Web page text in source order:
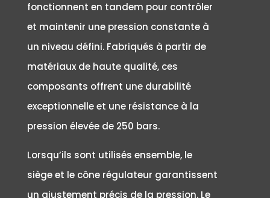
fonctionnent en tandem pour contrôler
et maintenir une pression constante à
un niveau défini. Fabriqués à partir de
matériaux de haute qualité, ces
composants offrent une durabilité
exceptionnelle et une résistance à la
pression élevée de 250 bars.
Lorsqu’ils sont utilisés ensemble, le
siège et le cône régulateur garantissent
un ajustement précis de la pression. Le